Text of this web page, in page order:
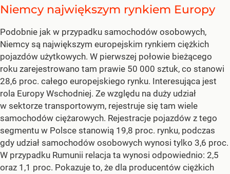
Niemcy największym rynkiem Europy
Podobnie jak w przypadku samochodów osobowych,
Niemcy są największym europejskim rynkiem ciężkich
pojazdów użytkowych. W pierwszej połowie bieżącego
roku zarejestrowano tam prawie 50 000 sztuk, co stanowi
28,6 proc. całego europejskiego rynku. Interesująca jest
rola Europy Wschodniej. Ze względu na duży udział
w sektorze transportowym, rejestruje się tam wiele
samochodów ciężarowych. Rejestracje pojazdów z tego
segmentu w Polsce stanowią 19,8 proc. rynku, podczas
gdy udział samochodów osobowych wynosi tylko 3,6 proc.
W przypadku Rumunii relacja ta wynosi odpowiednio: 2,5
oraz 1,1 proc. Pokazuje to, że dla producentów ciężkich